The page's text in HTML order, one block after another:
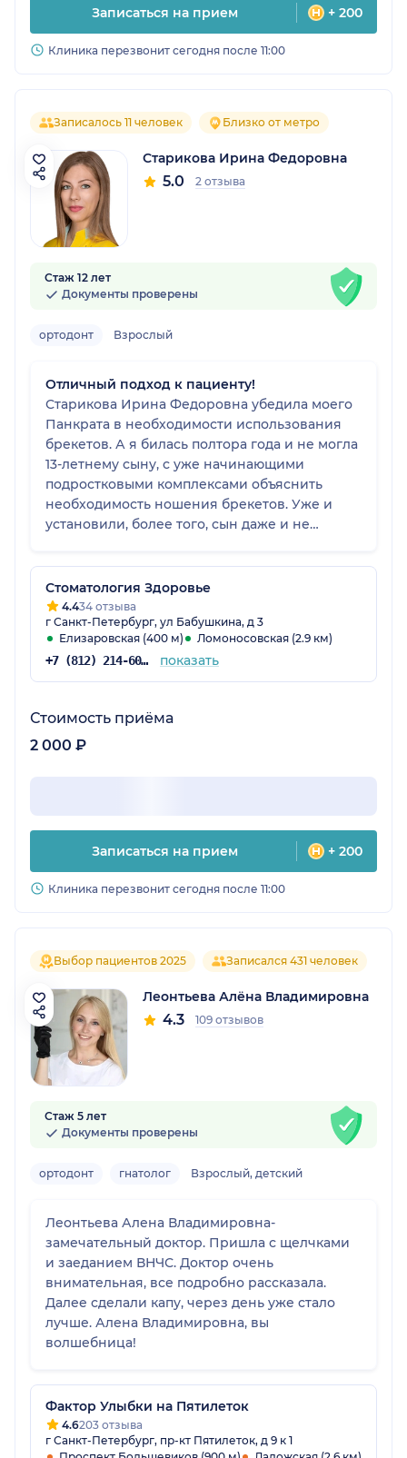
Записаться на прием + 200
Клиника перезвонит сегодня после 11:00
Записалось 11 человек Близко от метро
Старикова Ирина Федоровна
5.0 2 отзыва
Стаж 12 лет
Документы проверены
ортодонт Взрослый
Отличный подход к пациенту!
Старикова Ирина Федоровна убедила моего
Панкрата в необходимости использования
брекетов. А я билась полтора года и не могла
13-летнему сыну, с уже начинающими
подростковыми комплексами объяснить
необходимость ношения брекетов. Уже и
установили, более того, сын даже и не
каждого приема пищи, как советовала доктор.
Диву даюсь;)
Стоматология Здоровье
4.434 отзыва
г Санкт-Петербург, ул Бабушкина, д 3
Елизаровская (400 м)
Ломоносовская (2.9 км)
+7 (812) 214-60-77 показать
Стоимость приёма
2 000 ₽
Записаться на прием + 200
Клиника перезвонит сегодня после 11:00
Выбор пациентов 2025 Записался 431 человек
Леонтьева Алёна Владимировна
4.3 109 отзывов
Стаж 5 лет
Документы проверены
ортодонт гнатолог Взрослый, детский
Леонтьева Алена Владимировна-
замечательный доктор. Пришла с щелчками
и заеданием ВНЧС. Доктор очень
внимательная, все подробно рассказала.
Далее сделали капу, через день уже стало
лучше. Алена Владимировна, вы
волшебница!
Фактор Улыбки на Пятилеток
4.6203 отзыва
г Санкт-Петербург, пр-кт Пятилеток, д 9 к 1